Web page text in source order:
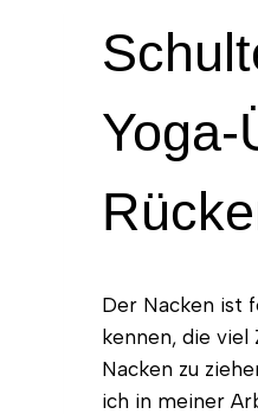
Der Nacken ist
kennen, die
Nacken zu
ich in meiner